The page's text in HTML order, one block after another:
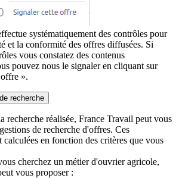
systématiquement des contrôles pour
et la conformité des offres diffusées. Si
vous constatez des contenus
pouvez nous le signaler en cliquant sur
».
recherche
recherche réalisée, France Travail peut vous
de recherche d'offres. Ces
calculées en fonction des critères que vous
cherchez un métier d'ouvrier agricole,
vous proposer :